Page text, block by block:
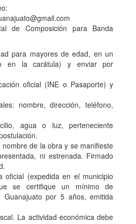
de Composición para Banda
para mayores de edad, en un
en la carátula) y enviar por
oficial (INE o Pasaporte) y
nombre, dirección, teléfono,
agua o luz, perteneciente
de la obra y se manifieste
ni estrenada. Firmado
oficial (expedida en el municipio
se certifique un mínimo de
por 5 años, emitida
La actividad económica debe